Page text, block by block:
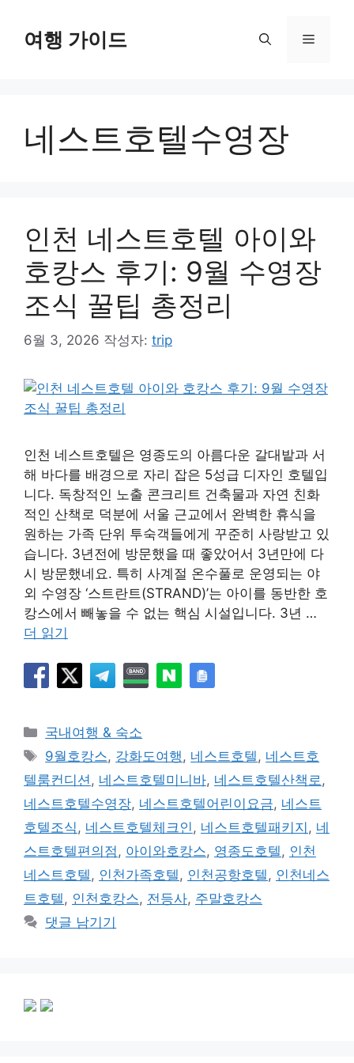
여행 가이드 메
네스트호텔수영장
인천 네스트호텔 아이와
호캉스 후기: 9월 수영장
조식 꿀팁 총정리
6월 3, 2026 작성자: trip
인천 네스트호텔은 영종도의 아름다운 갈대밭과 서
해 바다를 배경으로 자리 잡은 5성급 디자인 호텔입
니다. 독창적인 노출 콘크리트 건축물과 자연 친화
적인 산책로 덕분에 서울 근교에서 완벽한 휴식을
원하는 가족 단위 투숙객들에게 꾸준히 사랑받고 있
습니다. 3년전에 방문했을 때 좋았어서 3년만에 다
시 방문했네요. 특히 사계절 온수풀로 운영되는 야
외 수영장 ‘스트란트(STRAND)’는 아이를 동반한 호
캉스에서 빼놓을 수 없는 핵심 시설입니다. 3년 …
더 읽기
카
테
리
국내여행 & 숙소
태
그
9월호캉스, 강화도여행, 네스트호텔, 네스트호
텔룸컨디션, 네스트호텔미니바, 네스트호텔산책로,
네스트호텔수영장, 네스트호텔어린이요금, 네스트
호텔조식, 네스트호텔체크인, 네스트호텔패키지 , 네
스트호텔편의점, 아이와호캉스, 영종도호텔, 인천
네스트호텔, 인천가족호텔, 인천공항호텔, 인천네스
트호텔, 인천호캉스, 전등사, 주말호캉스
댓글 남기기